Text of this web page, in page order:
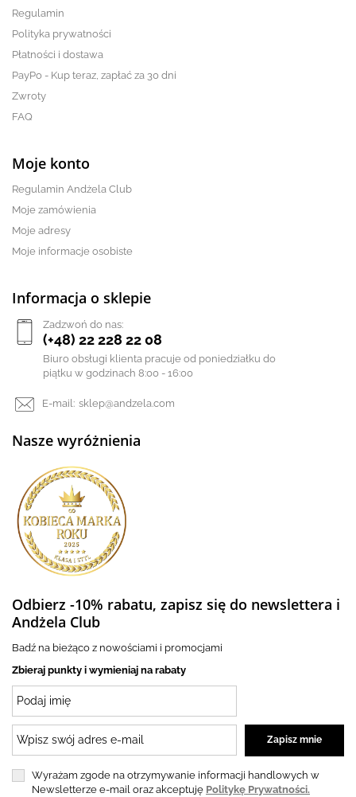
Regulamin
Polityka prywatności
Płatności i dostawa
PayPo - Kup teraz, zapłać za 30 dni
Zwroty
FAQ
Moje konto
Regulamin Andżela Club
Moje zamówienia
Moje adresy
Moje informacje osobiste
Informacja o sklepie
Zadzwoń do nas:
(+48) 22 228 22 08
Biuro obsługi klienta pracuje od poniedziałku do
piątku w godzinach 8:00 - 16:00
E-mail: sklep@andzela.com
Nasze wyróżnienia
Odbierz -10% rabatu, zapisz się do newslettera i
Andżela Club
Badź na bieżąco z nowościami i promocjami
Zbieraj punkty i wymieniaj na rabaty
Wyrażam zgode na otrzymywanie informacji handlowych w
Newsletterze e-mail oraz akceptuję Politykę Prywatności.